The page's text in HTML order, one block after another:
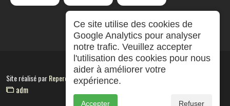
Site réalisé parRepereCom
adm
Ce site utilise des cookies de
Google Analytics pour analyser
notre trafic. Veuillez accepter
l'utilisation des cookies pour nous
aider à améliorer votre
expérience.
Accepter Refuser